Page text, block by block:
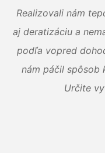
Realizovali nám
aj deratizáciu a
podľa vopred
nám páčil spôsob
Určite